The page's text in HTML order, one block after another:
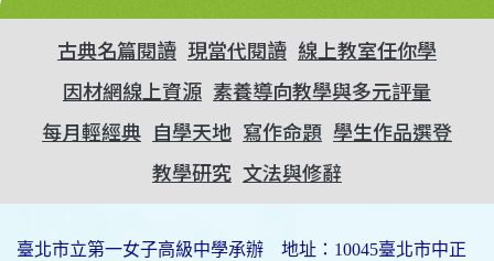
古典名篇閱讀 現當代閱讀 線上教室任你學
因材網線上資源 素養導向教學與多元評量
每月輕經典 自學天地 寫作命題 學生作品選登
教學研究 文法與修辭
臺北市立第一女子高級中學承辦 地址：10045臺北市中正